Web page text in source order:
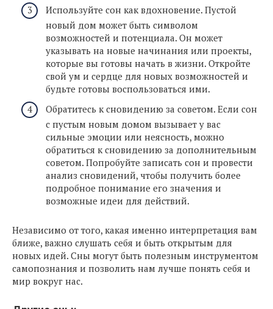
Используйте сон как вдохновение. Пустой
новый дом может быть символом
возможностей и потенциала. Он может
указывать на новые начинания или проекты,
которые вы готовы начать в жизни. Откройте
свой ум и сердце для новых возможностей и
будьте готовы воспользоваться ими.
Обратитесь к сновидению за советом. Если сон
с пустым новым домом вызывает у вас
сильные эмоции или неясность, можно
обратиться к сновидению за дополнительным
советом. Попробуйте записать сон и провести
анализ сновидений, чтобы получить более
подробное понимание его значения и
возможные идеи для действий.
Независимо от того, какая именно интерпретация вам
ближе, важно слушать себя и быть открытым для
новых идей. Сны могут быть полезным инструментом
самопознания и позволить нам лучше понять себя и
мир вокруг нас.